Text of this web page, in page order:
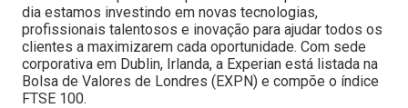
dia estamos investindo em novas tecnologias,
profissionais talentosos e inovação para ajudar todos os
clientes a maximizarem cada oportunidade. Com sede
corporativa em Dublin, Irlanda, a Experian está listada na
Bolsa de Valores de Londres (EXPN) e compõe o índice
FTSE 100.